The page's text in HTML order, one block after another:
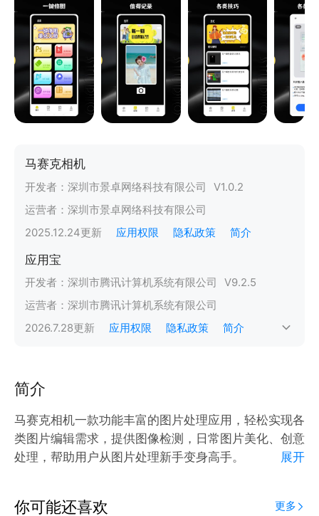
马赛克相机
开发者： 深圳市景卓网络科技有限公司 V1.0.2
运营者： 深圳市景卓网络科技有限公司
2025.12.24更新 应用权限 隐私政策 简介
应用宝
开发者： 深圳市腾讯计算机系统有限公司 V9.2.5
运营者： 深圳市腾讯计算机系统有限公司
2026.7.28更新 应用权限 隐私政策 简介
简介
马赛克相机一款功能丰富的图片处理应用，轻松实现各
类图片编辑需求，提供图像检测，日常图片美化、创意
处理，帮助用户从图片处理新手变身高手。
内容处理：文字擦除、水印去除功能，可移除图片中不
展开
你可能还喜欢 更多